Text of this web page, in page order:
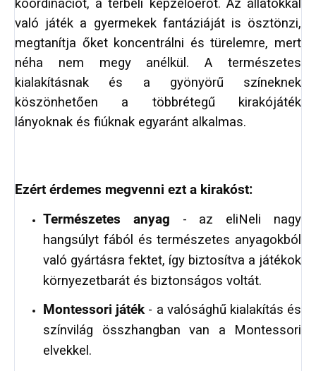
koordinációt, a térbeli képzelőerőt. Az állatokkal
való játék a gyermekek fantáziáját is ösztönzi,
megtanítja őket koncentrálni és türelemre, mert
néha nem megy anélkül. A természetes
kialakításnak és a gyönyörű színeknek
köszönhetően a többrétegű kirakójáték
lányoknak és fiúknak egyaránt alkalmas.
Ezért érdemes megvenni ezt a kirakóst:
Természetes anyag - az eliNeli nagy
hangsúlyt fából és természetes anyagokból
való gyártásra fektet, így biztosítva a játékok
környezetbarát és biztonságos voltát.
Montessori játék - a valósághű kialakítás és
színvilág összhangban van a Montessori
elvekkel.